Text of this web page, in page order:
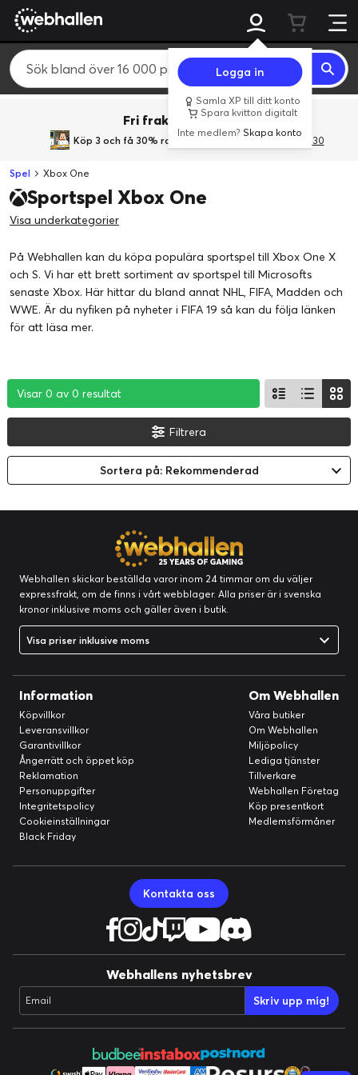
Logga in
Samla XP till ditt konto
Spara kvitton digitalt
Inte medlem?Skapa konto
Fri frakt över 800 kr.
Köp 3 och få 30% rabatt med rabattkoden 3Gives30
Spel Xbox One
Sportspel Xbox One
Visa underkategorier
På Webhallen kan du köpa populära sportspel till Xbox One X
och S. Vi har ett brett sortiment av sportspel till Microsofts
senaste Xbox. Här hittar du bland annat NHL, FIFA, Madden och
WWE. Är du nyfiken på nyheter i FIFA 19 så kan du följa länken
för att läsa mer.
Visar 0 av 0 resultat
Visar 0 av 0 resultat
Visar 0 av 0 resultat
Filtrera
Sortera på: Rekommenderad
Webhallen skickar beställda varor inom 24 timmar om du väljer
expressfrakt, om de finns i vårt webblager. Alla priser är i svenska
kronor inklusive moms och gäller även i butik.
Visa priser inklusive moms
Information
Köpvillkor
Leveransvillkor
Garantivillkor
Ångerrätt och öppet köp
Reklamation
Personuppgifter
Integritetspolicy
Cookieinställningar
Black Friday
Om Webhallen
Våra butiker
Om Webhallen
Miljöpolicy
Lediga tjänster
Tillverkare
Webhallen Företag
Köp presentkort
Medlemsförmåner
Kontakta oss
Webhallens nyhetsbrev
Email Skriv upp mig!